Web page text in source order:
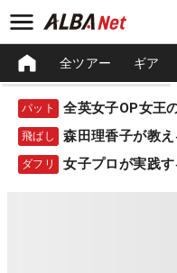
全ツアー ギア
パット 全英女子OP女王
飛ばし 森田理香子が教え
ダフリ 女子プロが実践